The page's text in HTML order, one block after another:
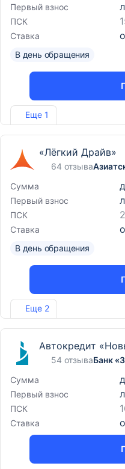
Еще 1
Первый взнос
ПСК
Ставка
В день обращения
Лиц. №3311
Еще 2
«Лёгкий Драйв»
64 отзыва
Сумма
Первый взнос
ПСК
Ставка
В день обращения
Лиц. №1810
Автокредит
54 отзываБанк
Сумма
Первый взнос
ПСК
Ставка